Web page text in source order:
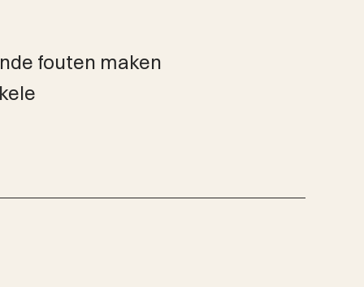
fouten maken